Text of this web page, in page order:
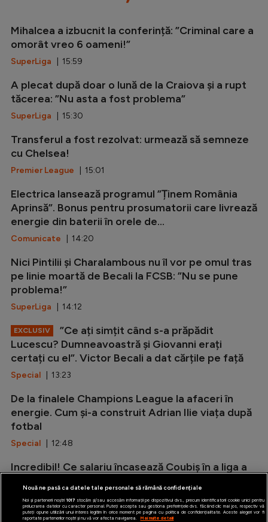
Mihalcea a izbucnit la conferință: ”Criminal care a
omorât vreo 6 oameni!”
SuperLiga | 15:59
A plecat după doar o lună de la Craiova și a rupt
tăcerea: ”Nu asta a fost problema”
SuperLiga | 15:30
Transferul a fost rezolvat: urmează să semneze
cu Chelsea!
Premier League | 15:01
Electrica lansează programul ”Ținem România
Aprinsă”. Bonus pentru prosumatorii care livrează
energie din baterii în orele de...
Comunicate | 14:20
Nici Pintilii și Charalambous nu îl vor pe omul tras
pe linie moartă de Becali la FCSB: ”Nu se pune
problema!”
SuperLiga | 14:12
EXCLUSIV
”Ce ați simțit când s-a prăpădit
Lucescu? Dumneavoastră și Giovanni erați
certați cu el”. Victor Becali a dat cărțile pe față
Special | 13:23
De la finalele Champions League la afaceri în
energie. Cum și-a construit Adrian Ilie viața după
fotbal
Special | 12:48
Incredibil! Ce salariu încasează Coubiș în a liga a
Stranieri| 12:34
Nouă ne pasă ca datele tale personale să rămână confidențiale
Noi și partenerii noștri 1017stocăm și/sau accesăm informații pe dispozitivul dvs., precum identificatorii cookie unici pentru
prelucrarea datelor cu caracter personal. Puteți accepta sau gestiona preferințele dvs. făcând clic mai jos, respectiv vă
puteți opune utilizării unui interes legitim în orice moment pe pagina cu politica de confidențialitate. Aceste alegeri vor fi
raportate partenerilor noștri și nu vă vor afecta navigarea.
Mai multe detalii